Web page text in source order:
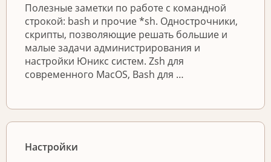
Полезные заметки по работе с командной
строкой: bash и прочие *sh. Однострочники,
скрипты, позволяющие решать большие и
малые задачи администрирования и
настройки Юникс систем. Zsh для
современного MacOS, Bash для …
Настройки